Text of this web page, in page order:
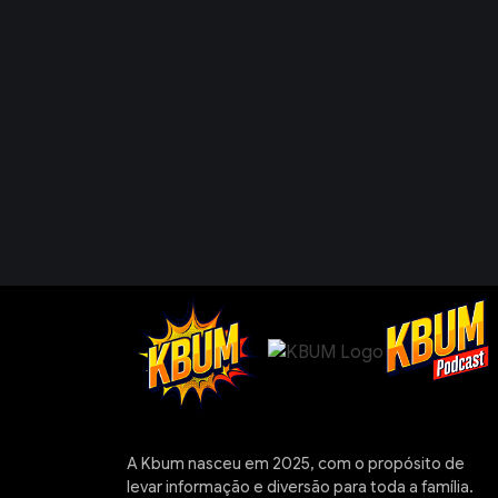
A Kbum nasceu em 2025, com o propósito de
levar informação e diversão para toda a família.